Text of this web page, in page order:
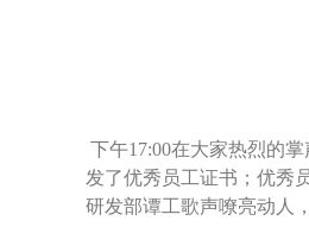
下午17:00在大家热烈的
发了优秀员工证书；优秀
研发部谭工歌声嘹亮动人